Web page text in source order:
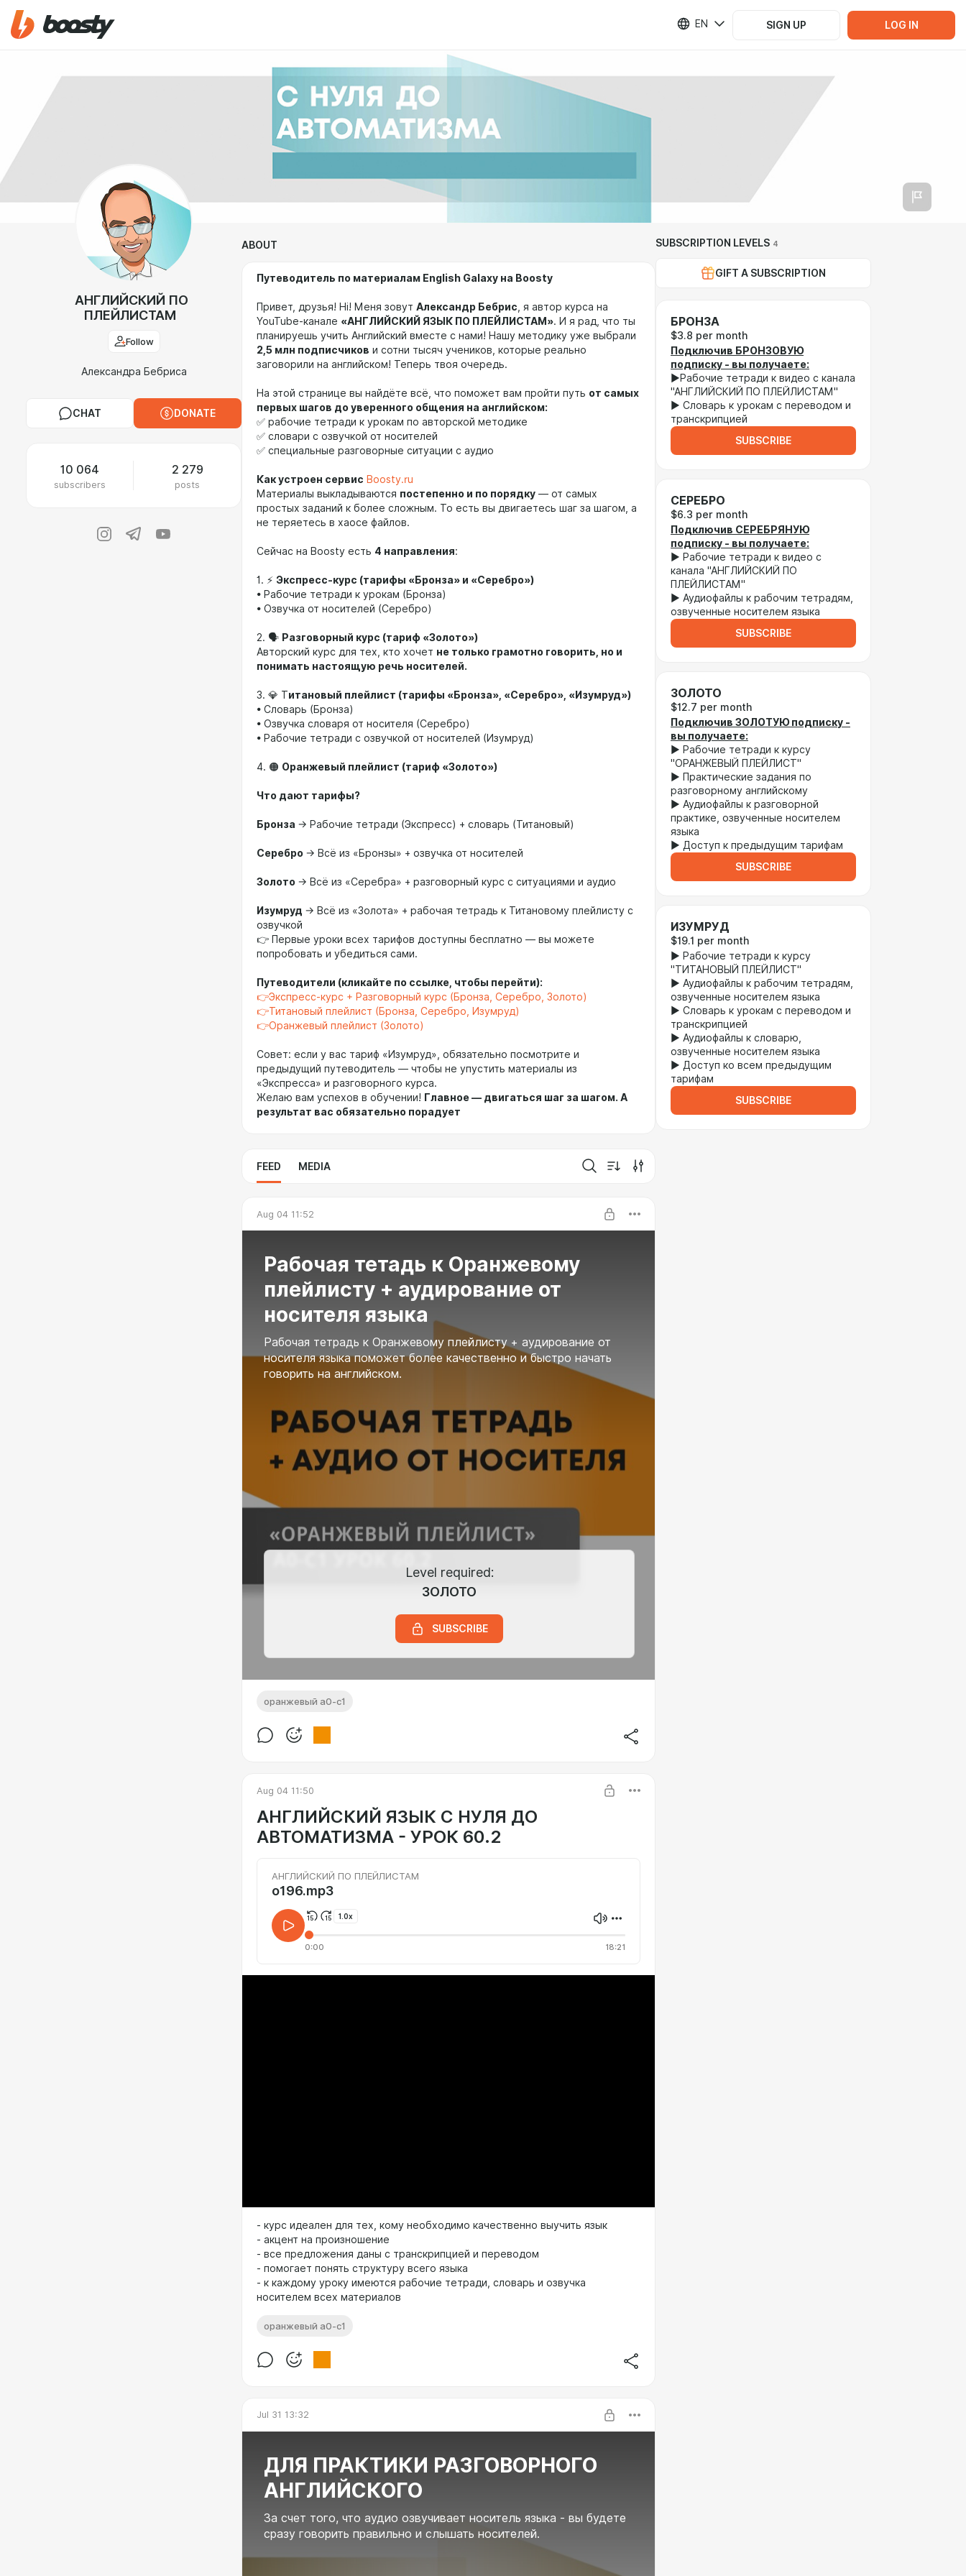
EN SIGN UP LOG IN
АНГЛИЙСКИЙ ПО
ПЛЕЙЛИСТАМ
Follow
Александра Бебриса
CHAT DONATE
10 064
subscribers
2 279
posts
ABOUT
Путеводитель по материалам English Galaxy на Boosty
Привет, друзья! Hi! Меня зовут Александр Бебрис , я автор курса на
YouTube-канале «АНГЛИЙСКИЙ ЯЗЫК ПО ПЛЕЙЛИСТАМ». И я рад, что ты
планируешь учить Английский вместе с нами! Нашу методику уже выбрали
2,5 млн подписчиков и сотни тысяч учеников, которые реально
заговорили на английском! Теперь твоя очередь.
На этой странице вы найдёте всё, что поможет вам пройти путь от самых
первых шагов до уверенного общения на английском:
✅ рабочие тетради к урокам по авторской методике
✅ словари с озвучкой от носителей
✅ специальные разговорные ситуации с аудио
Как устроен сервис Boosty.ru
Материалы выкладываются постепенно и по порядку — от самых
простых заданий к более сложным. То есть вы двигаетесь шаг за шагом, а
не теряетесь в хаосе файлов.
Сейчас на Boosty есть 4 направления:
1. ⚡️ Экспресс-курс (тарифы «Бронза» и «Серебро»)
• Рабочие тетради к урокам (Бронза)
• Озвучка от носителей (Серебро)
2. 🗣 Разговорный курс (тариф «Золото»)
Авторский курс для тех, кто хочет не только грамотно говорить, но и
понимать настоящую речь носителей.
3. 💎 Титановый плейлист (тарифы «Бронза», «Серебро», «Изумруд»)
• Словарь (Бронза)
• Озвучка словаря от носителя (Серебро)
• Рабочие тетради с озвучкой от носителей (Изумруд)
4. 🟠 Оранжевый плейлист (тариф «Золото»)
Что дают тарифы?
Бронза → Рабочие тетради (Экспресс) + словарь (Титановый)
Серебро → Всё из «Бронзы» + озвучка от носителей
Золото → Всё из «Серебра» + разговорный курс с ситуациями и аудио
Изумруд → Всё из «Золота» + рабочая тетрадь к Титановому плейлисту с
озвучкой
👉 Первые уроки всех тарифов доступны бесплатно — вы можете
попробовать и убедиться сами.
Путеводители (кликайте по ссылке, чтобы перейти):
👉Экспресс-курс + Разговорный курс (Бронза, Серебро, Золото)
👉Титановый плейлист (Бронза, Серебро, Изумруд)
👉Оранжевый плейлист (Золото)
Совет: если у вас тариф «Изумруд», обязательно посмотрите и
предыдущий путеводитель — чтобы не упустить материалы из
«Экспресса» и разговорного курса.
Желаю вам успехов в обучении! Главное — двигаться шаг за шагом. А
результат вас обязательно порадует
FEED MEDIA
Aug 04 11:52
Рабочая тетадь к Оранжевому
плейлисту + аудирование от
носителя языка
Рабочая тетрадь к Оранжевому плейлисту + аудирование от
носителя языка поможет более качественно и быстро начать
говорить на английском.
Level required:
ЗОЛОТО
SUBSCRIBE
оранжевый а0-с1
Aug 04 11:50
АНГЛИЙСКИЙ ЯЗЫК С НУЛЯ ДО
АВТОМАТИЗМА - УРОК 60.2
АНГЛИЙСКИЙ ПО ПЛЕЙЛИСТАМ
о196.mp3
1.0x
0:00 18:21
- курс идеален для тех, кому необходимо качественно выучить язык
- акцент на произношение
- все предложения даны с транскрипцией и переводом
- помогает понять структуру всего языка
- к каждому уроку имеются рабочие тетради, словарь и озвучка
носителем всех материалов
оранжевый а0-с1
Jul 31 13:32
ДЛЯ ПРАКТИКИ РАЗГОВОРНОГО
АНГЛИЙСКОГО
За счет того, что аудио озвучивает носитель языка - вы будете
сразу говорить правильно и слышать носителей.
SUBSCRIPTION LEVELS 4
GIFT A SUBSCRIPTION
БРОНЗА
$3.8 per month
Подключив БРОНЗОВУЮ
подписку - вы получаете:
►Рабочие тетради к видео с канала
"АНГЛИЙСКИЙ ПО ПЛЕЙЛИСТАМ"
► Словарь к урокам с переводом и
транскрипцией
SUBSCRIBE
СЕРЕБРО
$6.3 per month
Подключив СЕРЕБРЯНУЮ
подписку - вы получаете:
► Рабочие тетради к видео с
канала "АНГЛИЙСКИЙ ПО
ПЛЕЙЛИСТАМ"
► Аудиофайлы к рабочим тетрадям,
озвученные носителем языка
SUBSCRIBE
ЗОЛОТО
$12.7 per month
Подключив ЗОЛОТУЮ подписку -
вы получаете:
► Рабочие тетради к курсу
"ОРАНЖЕВЫЙ ПЛЕЙЛИСТ"
► Практические задания по
разговорному английскому
► Аудиофайлы к разговорной
практике, озвученные носителем
языка
► Доступ к предыдущим тарифам
SUBSCRIBE
ИЗУМРУД
$19.1 per month
► Рабочие тетради к курсу
"ТИТАНОВЫЙ ПЛЕЙЛИСТ"
► Аудиофайлы к рабочим тетрадям,
озвученные носителем языка
► Словарь к урокам с переводом и
транскрипцией
► Аудиофайлы к словарю,
озвученные носителем языка
► Доступ ко всем предыдущим
тарифам
SUBSCRIBE